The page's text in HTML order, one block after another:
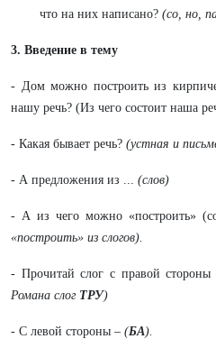
что на них написано? (со, но,
3. Введение в тему
- Дом можно построить из
нашу речь? (Из чего состоит наша
- Какая бывает речь? (устная и
- А предложения из ... (слов)
- А из чего можно «построить»
«построить» из слогов).
- Прочитай слог с правой стороны
Романа слог ТРУ)
- С левой стороны – (БА).